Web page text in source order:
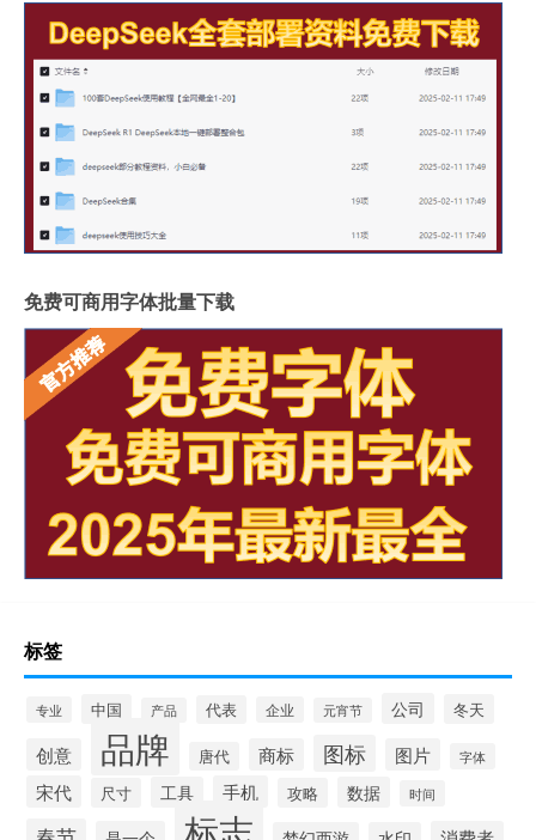
免费可商用字体批量下载
标签
专业 中国 产品 代表 企业 元宵节 公司 冬天
创意 品牌 唐代 商标 图标 图片 字体
宋代 尺寸 工具 手机 攻略 数据 时间
标志